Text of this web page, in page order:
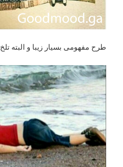
طرح مفهومی بسیار زیبا و البته تلخ